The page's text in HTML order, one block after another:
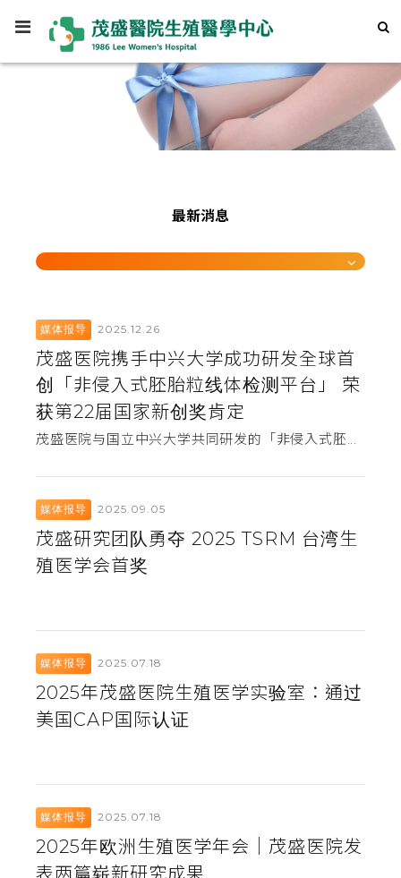
最新消息
媒体报导 2025.12.26
茂盛医院携手中兴大学成功研发全球首
创「非侵入式胚胎粒线体检测平台」 荣
获第22届国家新创奖肯定
茂盛医院与国立中兴大学共同研发的「非侵入式胚...
媒体报导 2025.09.05
茂盛研究团队勇夺 2025 TSRM 台湾生
殖医学会首奖
媒体报导 2025.07.18
2025年茂盛医院生殖医学实验室：通过
美国CAP国际认证
媒体报导 2025.07.18
2025年欧洲生殖医学年会｜茂盛医院发
表两篇崭新研究成果